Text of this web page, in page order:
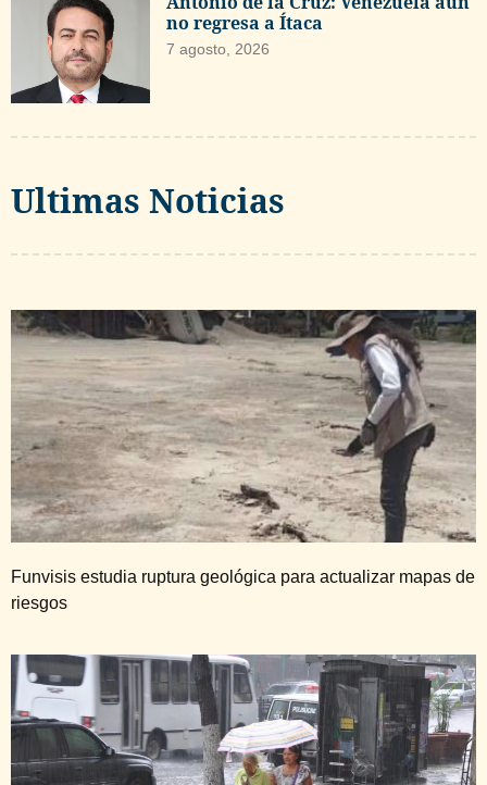
no regresa a Ítaca
7 agosto, 2026
Ultimas Noticias
Funvisis estudia ruptura geológica para actualizar mapas de
riesgos